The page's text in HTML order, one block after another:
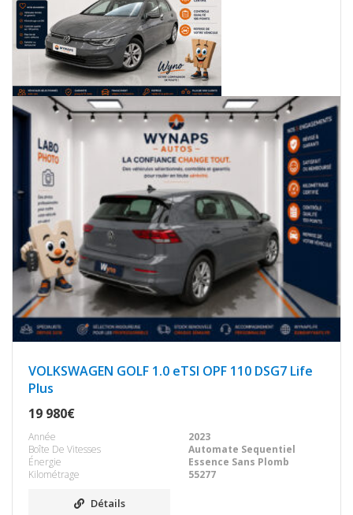
VOLKSWAGEN GOLF 1.0 eTSI OPF 110 DSG7 Life
Plus
19 980€
Année
2023
Boîte De Vitesses
Automate Sequentiel
Énergie
Essence Sans Plomb
Kilométrage
55277
Détails